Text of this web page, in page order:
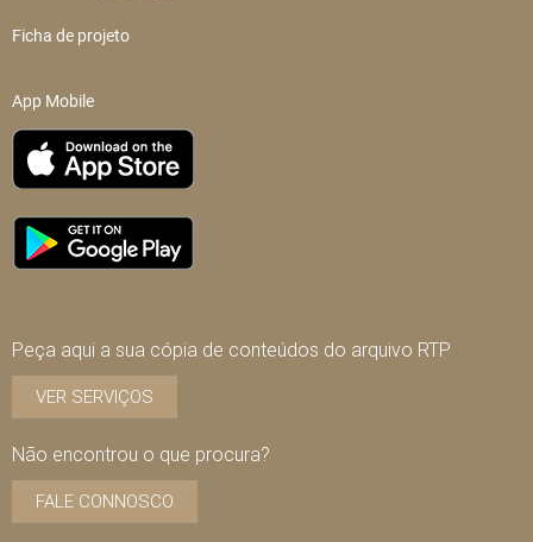
Ficha de projeto
App Mobile
Peça aqui a sua cópia de conteúdos do arquivo RTP
VER SERVIÇOS
Não encontrou o que procura?
FALE CONNOSCO